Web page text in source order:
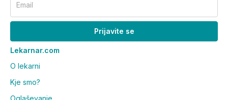
Email
Prijavite se
Lekarnar.com
O lekarni
Kje smo?